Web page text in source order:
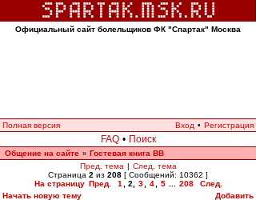
Официальный сайт болельщиков ФК "Спартак" Москва
Полная версия Вход • Регистрация
FAQ • Поиск
Общение на сайте » Гостевая книга ВВ
Пред. тема | След. тема
Страница 2 из 208 [ Сообщений: 10362 ]
На страницу Пред. 1 2 3 4 5 208
След.
Начать новую тему
Добавить